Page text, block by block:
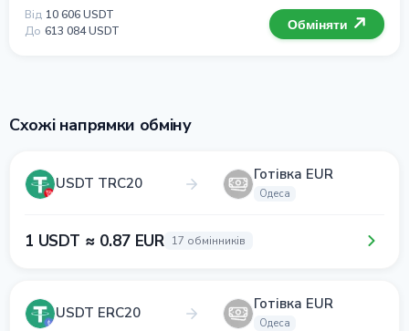
Від 10 606 USDT
До 613 084 USDT Обміняти
Схожі напрямки обміну
USDT TRC20 Готівка EUR
Одеса
1 USDT ≈ 0.87 EUR 17 обмінників
USDT ERC20 Готівка EUR
Одеса